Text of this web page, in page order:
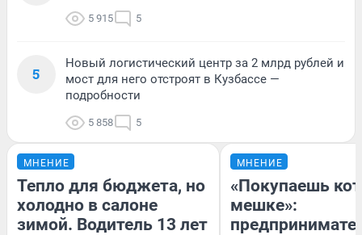
5 915 5
5
Новый логистический центр за 2 млрд рублей и
мост для него отстроят в Кузбассе —
подробности
5 858 5
МНЕНИЕ
Тепло для бюджета, но
холодно в салоне
зимой. Водитель 13 лет
МНЕНИЕ
«Покупаешь
мешке»: